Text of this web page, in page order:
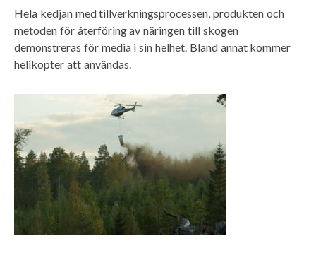
Hela kedjan med tillverkningsprocessen, produkten och
metoden för återföring av näringen till skogen
demonstreras för media i sin helhet. Bland annat kommer
helikopter att användas.